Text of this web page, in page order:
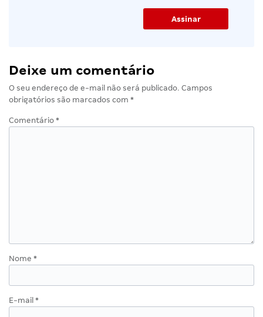
Deixe um comentário
O seu endereço de e-mail não será publicado. Campos
obrigatórios são marcados com *
Comentário *
Nome *
E-mail *